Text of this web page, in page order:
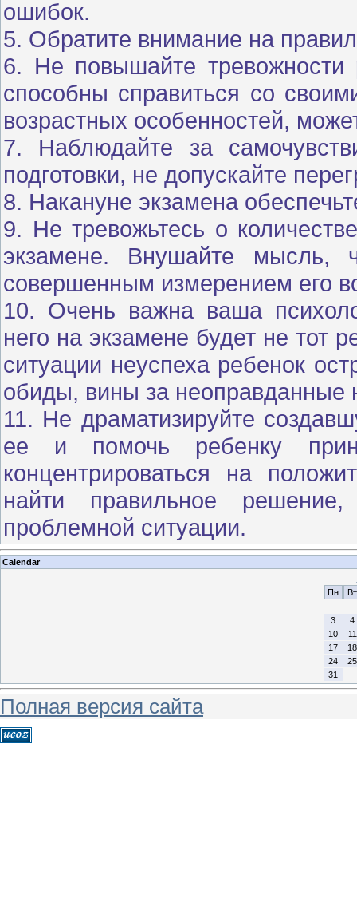
ошибок.
5. Обратите внимание на
6. Не повышайте тревожности
способны справиться со
возрастных особенностей,
7. Наблюдайте за
подготовки, не допускайте
8. Накануне экзамена
9. Не тревожьтесь о
экзамене. Внушайте мысль,
совершенным измерением его
10. Очень важна ваша
него на экзамене будет не тот
ситуации неуспеха ребенок
обиды, вины за неоправданные
11. Не драматизируйте
ее и помочь ребенку
концентрироваться на
найти правильное решение,
проблемной ситуации.
Calendar
Пн
Вт
3
4
10
11
17
18
24
25
31
Полная версия сайта